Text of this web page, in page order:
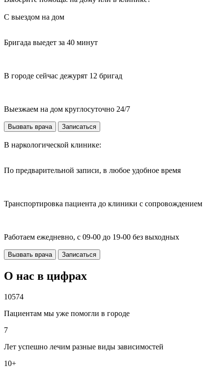
С выездом на дом
Бригада выедет за 40 минут
В городе сейчас дежурят 12 бригад
Выезжаем на дом круглосуточно 24/7
Вызвать врача Записаться
В наркологической клинике:
По предварительной записи, в любое удобное время
Транспортировка пациента до клиники с сопровождением
Работаем ежедневно, с 09-00 до 19-00 без выходных
Вызвать врача Записаться
О нас в цифрах
10574
Пациентам мы уже помогли в городе
7
Лет успешно лечим разные виды зависимостей
10+